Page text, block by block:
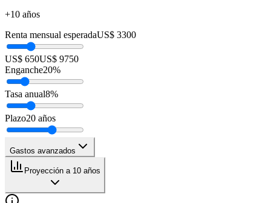
+10 años
Renta mensual esperadaUS$ 3300
US$ 650US$ 9750
Enganche20%
Tasa anual8%
Plazo20 años
Gastos avanzados
Proyección a 10 años